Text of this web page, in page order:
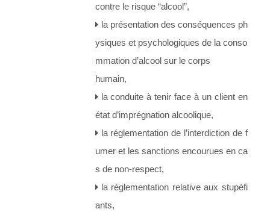
contre le risque “alcool”,
la présentation des conséquences ph
ysiques et psychologiques de la conso
mmation d’alcool sur le corps
humain,
la conduite à tenir face à un client en
état d’imprégnation alcoolique,
la réglementation de l’interdiction de f
umer et les sanctions encourues en ca
s de non-respect,
la réglementation relative aux stupéfi
ants,